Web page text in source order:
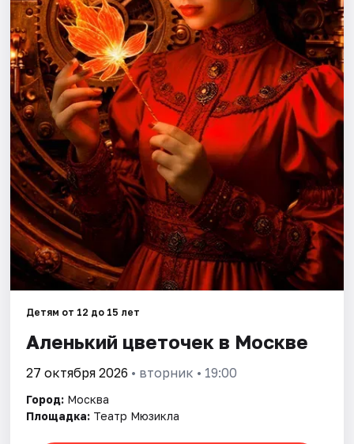
Города
Площадки
Артисты
Рейтинги
Детям от 12 до 15 лет
Аленький цветочек в Москве
27 октября 2026 • вторник • 19:00
Город: Москва
Площадка: Театр Мюзикла